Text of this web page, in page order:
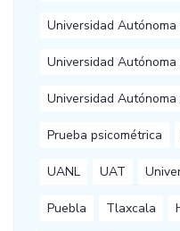
Universidad Autónoma
Universidad
Universidad
Prueba psicométrica
UANL UAT
Puebla Tlaxcala